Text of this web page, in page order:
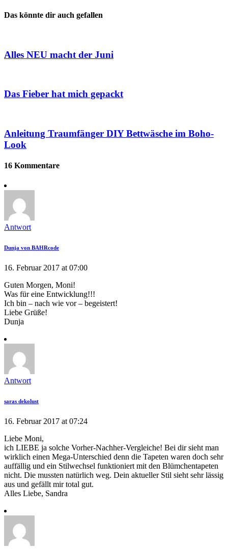
Das könnte dir auch gefallen
Alles NEU macht der Juni
Das Fieber hat mich gepackt
Anleitung Traumfänger DIY Bettwäsche im Boho-
Look
16 Kommentare
Antwort
Dunja von BAHRcode
16. Februar 2017 at 07:00
Guten Morgen, Moni!
Was für eine Entwicklung!!!
Ich bin – nach wie vor – begeistert!
Liebe Grüße!
Dunja
Antwort
saras dekolust
16. Februar 2017 at 07:24
Liebe Moni,
ich LIEBE ja solche Vorher-Nachher-Vergleiche! Bei dir sieht man
wirklich einen Mega-Unterschied denn die Tapeten waren doch sehr
auffällig und ein Stilwechsel funktioniert mit den Blümchentapeten
nicht. Die mussten natürlich weg. Dein aktueller Stil sieht sehr lässig
aus und gefällt mir total gut.
Alles Liebe, Sandra